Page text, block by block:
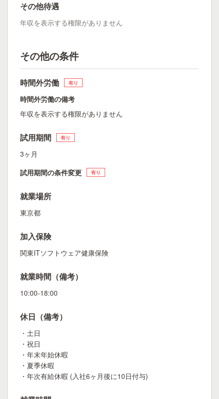
その他待遇
年収を表示する権限がありません
その他の条件
時間外労働 有り
時間外労働の備考
年収を表示する権限がありません
試用期間 有り
3ヶ月
試用期間の条件変更
有り
就業場所
東京都
加入保険
関東ITソフトウェア健康保険
就業時間（備考）
10:00-18:00
休日（備考）
・土日
・祝日
・年末年始休暇
・夏季休暇
・年次有給休暇 (入社6ヶ月後に10日付与)